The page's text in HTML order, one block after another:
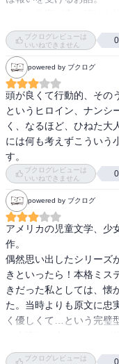
トマイヤーが始めた工房
ズを書くときに使われる
け。
初期の56編はオリジナル
書き継がれているそう。
この文庫は2007年11月
ブクログレビューは
いいねできません
0
powered by ブクログ
頭が良くて行動的、その
というヒロイン、ナンシ
く、なるほど、ひねた大
には何も考えずこういう
す。
ブクログレビューは
いいねできません
0
powered by ブクログ
アメリカの児童文学、少
作。
偶然思い出したシリーズ
きといったら！本格ミス
きだった私としては、懐
た。当時よりも原文に忠
く優しくて…という完璧
品群には殺人がないとい
ブクログレビューは
0